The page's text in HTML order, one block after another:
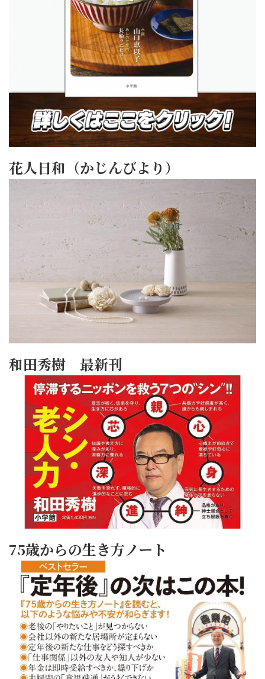
花人日和（かじんびより）
和田秀樹 最新刊
75歳からの生き方ノート